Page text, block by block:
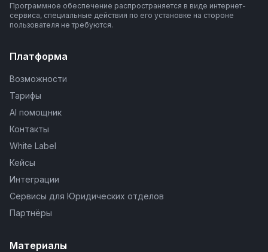
Программное обеспечение распространяется в виде интернет-
сервиса, специальные действия по его установке на стороне
пользователя не требуются.
Платформа
Возможности
Тарифы
AI помощник
Контакты
White Label
Кейсы
Интеграции
Сервисы для Юридических отделов
Партнёры
Материалы